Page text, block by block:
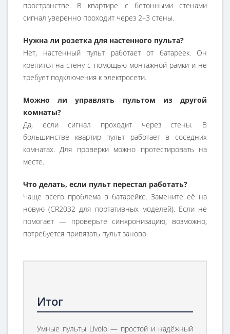
пространстве. В квартире с бетонными стенами
сигнал уверенно проходит через 2–3 стены.
Нужна ли розетка для настенного пульта?
Нет, настенный пульт работает от батареек. Он
крепится на стену с помощью монтажной рамки и не
требует подключения к электросети.
Можно ли управлять пультом из другой
комнаты?
Да, если сигнал проходит через стены. В
большинстве квартир пульт работает в соседних
комнатах. Для проверки можно протестировать на
месте.
Что делать, если пульт перестал работать?
Чаще всего проблема в батарейке. Замените её на
новую (CR2032 для портативных моделей). Если не
помогает — проверьте синхронизацию, возможно,
потребуется привязать пульт заново.
Итог
Умные пульты Livolo — простой и надёжный